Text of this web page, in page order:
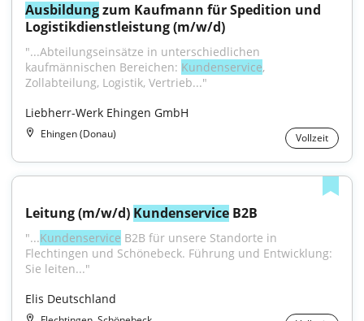
Ausbildung zum Kaufmann für Spedition und
Logistikdienstleistung (m/w/d)
"...Abteilungseinsätze in unterschiedlichen
kaufmännischen Bereichen: Kundenservice,
Zollabteilung, Logistik, Vertrieb..."
Liebherr-Werk Ehingen GmbH
Ehingen (Donau) Vollzeit
Leitung (m/w/d) Kundenservice B2B
"...Kundenservice B2B für unsere Standorte in
Flechtingen und Schönebeck. Führung und Entwicklung:
Sie leiten..."
Elis Deutschland